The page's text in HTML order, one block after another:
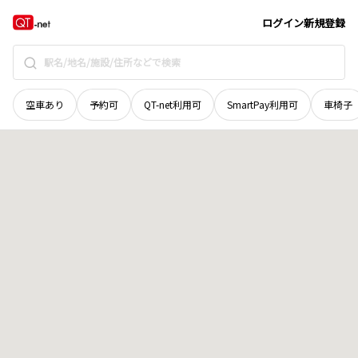
ログイン新規登録
空車あり 予約可 QT-net利用可 SmartPay利用可 車椅子
秋田県